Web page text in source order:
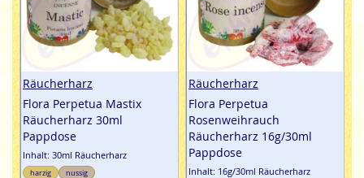
Räucherharz
Flora Perpetua Mastix
Räucherharz 30ml
Pappdose
Inhalt: 30ml Räucherharz
harzig nussig
Räucherharz
Flora Perpetua
Rosenweihrauch
Räucherharz 16g/30ml
Pappdose
Inhalt: 16g/30ml Räucherharz